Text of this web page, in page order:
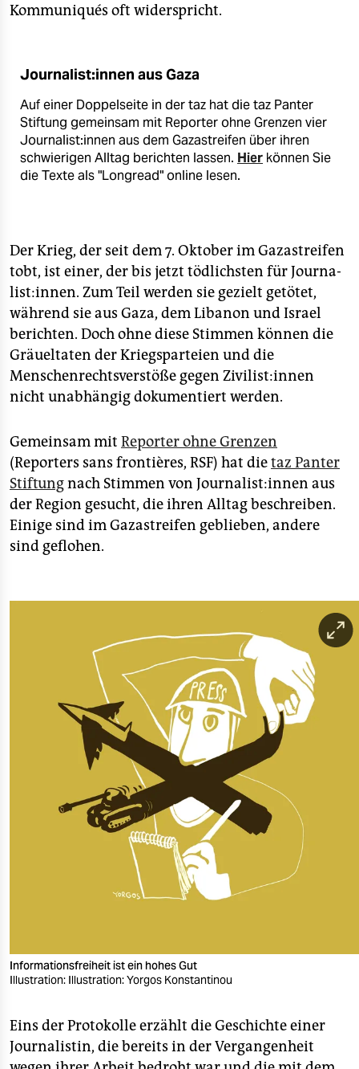
Kommuniqués oft widerspricht.
Journalist:innen aus Gaza
Auf einer Doppelseite in der taz hat die taz Panter
Stiftung gemeinsam mit Reporter ohne Grenzen vier
Journalist:innen aus dem Gazastreifen über ihren
schwierigen Alltag berichten lassen. Hier können Sie
die Texte als "Longread" online lesen.
Der Krieg, der seit dem 7. Oktober im Gazastreifen
tobt, ist einer, der bis jetzt tödlichsten für Jour­na­
lis­t:in­nen. Zum Teil werden sie gezielt getötet,
während sie aus Gaza, dem Libanon und Israel
berichten. Doch ohne diese Stimmen können die
Gräueltaten der Kriegsparteien und die
Menschenrechtsverstöße gegen Zi­vi­lis­t:in­nen
nicht unabhängig dokumentiert werden.
Gemeinsam mit Reporter ohne Grenzen
(Reporters sans frontières, RSF) hat dietaz Panter
Stiftungnach Stimmen von Jour­na­lis­t:in­nen aus
der Region gesucht, die ihren Alltag beschreiben.
Einige sind im Gazastreifen geblieben, andere
sind geflohen.
Informationsfreiheit ist ein hohes Gut
Illustration: Illustration: Yorgos Konstantinou
Eins der Protokolle erzählt die Geschichte einer
Journalistin, die bereits in der Vergangenheit